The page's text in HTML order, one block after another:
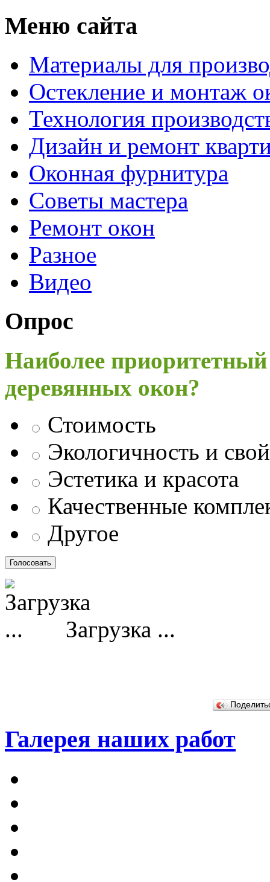
Меню сайта
Материалы для
Остекление и монтаж
Технология
Дизайн и ремонт
Оконная фурнитура
Советы мастера
Ремонт окон
Разное
Видео
Опрос
Наиболее
деревянных окон?
Стоимость
Экологичность и
Эстетика и красота
Качественные
Другое
Загрузка ...
Галерея наших работ